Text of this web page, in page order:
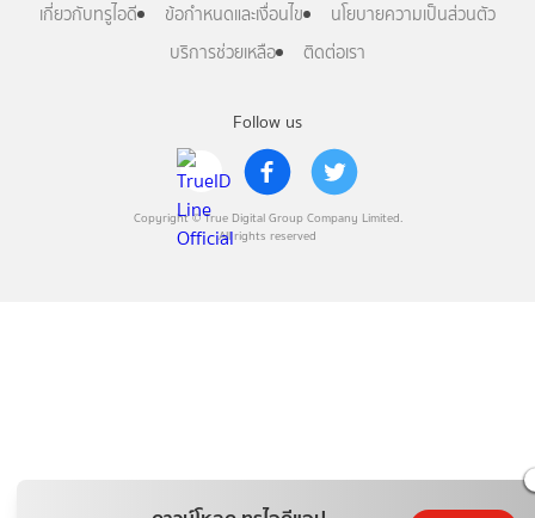
Follow us
Copyright © True Digital Group Company Limited.
All rights reserved
เกี่ยวกับทรูไอดี ข้อกำหนดและเงื่อนไข
นโยบายความเป็นส่วนตัว
บริการช่วยเหลือ
ติดต่อเรา